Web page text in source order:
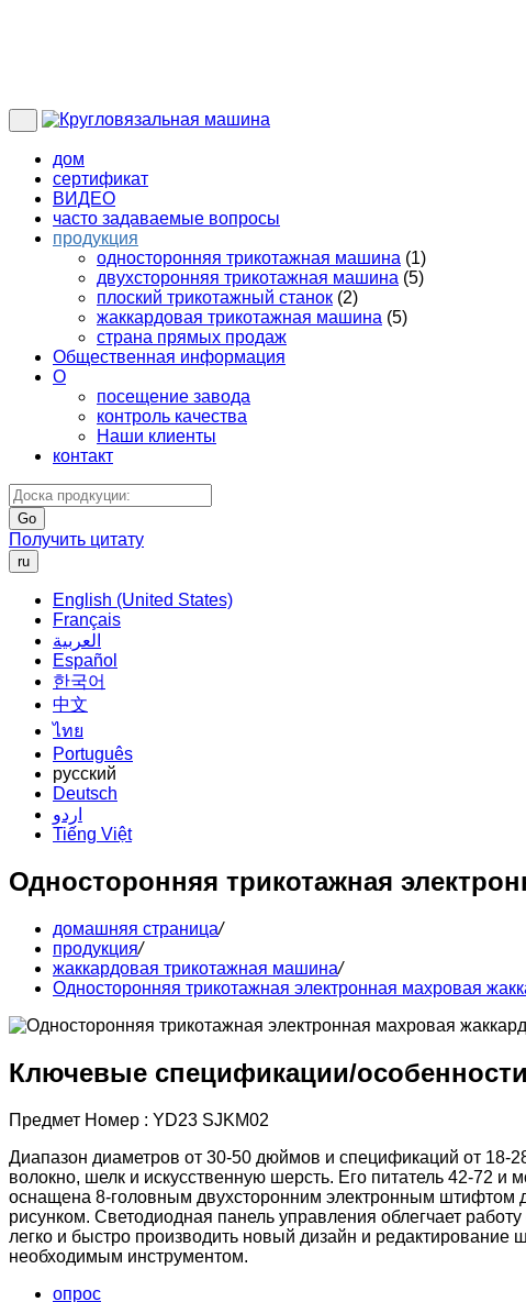
дом
сертификат
ВИДЕО
часто задаваемые вопросы
продукция
односторонняя трикотажная машина (1)
двухсторонняя трикотажная машина (5)
плоский трикотажный станок (2)
жаккардовая трикотажная машина (5)
страна прямых продаж
Общественная информация
О
посещение завода
контроль качества
Наши клиенты
контакт
Go
Получить цитату
ru
English (United States)
Français
العربية
Español
한국어
中文
ไทย
Português
русский
Deutsch
اردو
Tiếng Việt
Односторонняя трикотажная
домашняя страница/
продукция/
жаккардовая трикотажная машина/
Односторонняя трикотажная электронная махровая
Ключевые спецификации/особенности
Предмет Номер : YD23 SJKM02
Диапазон диаметров от 30-50 дюймов и спецификаций от 18-
волокно, шелк и искусственную шерсть. Его питатель 42-72
оснащена 8-головным двухсторонним электронным
рисунком. Светодиодная панель управления облегчает
легко и быстро производить новый дизайн и
необходимым инструментом.
опрос